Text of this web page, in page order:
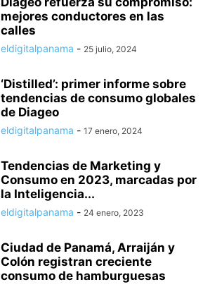
mejores conductores en las
calles
eldigitalpanama - 25 julio, 2024
‘Distilled’: primer informe sobre
tendencias de consumo globales
de Diageo
eldigitalpanama - 17 enero, 2024
Tendencias de Marketing y
Consumo en 2023, marcadas por
la Inteligencia...
eldigitalpanama - 24 enero, 2023
Ciudad de Panamá, Arraiján y
Colón registran creciente
consumo de hamburguesas